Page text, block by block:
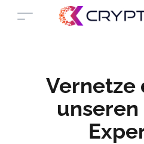
Vernetze